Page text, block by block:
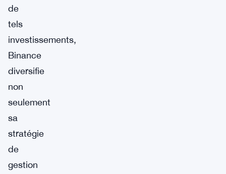
de
tels
investissements,
Binance
diversifie
non
seulement
sa
stratégie
de
gestion